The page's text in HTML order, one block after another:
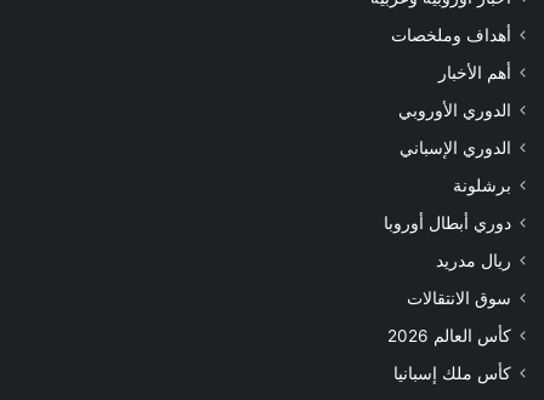
أهداف وملخصات
أهم الأخبار
الدوري الأوروبي
الدوري الإسباني
برشلونة
دوري أبطال أوروبا
ريال مدريد
سوق الانتقالات
كأس العالم 2026
كأس ملك إسبانيا